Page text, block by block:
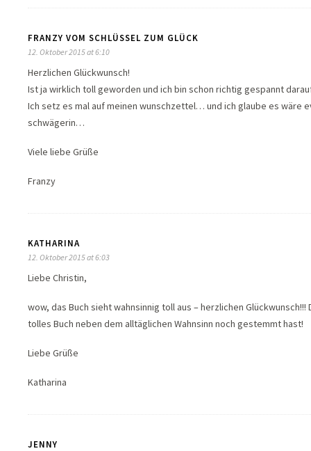
FRANZY VOM SCHLÜSSEL ZUM GLÜCK
12. Oktober 2015 at 6:10
Herzlichen Glückwunsch!
Ist ja wirklich toll geworden und ich bin schon richtig gespannt
Ich setz es mal auf meinen wunschzettel… und ich glaube es wäre
schwägerin…
Viele liebe Grüße
Franzy
KATHARINA
12. Oktober 2015 at 6:03
Liebe Christin,
wow, das Buch sieht wahnsinnig toll aus – herzlichen
tolles Buch neben dem alltäglichen Wahnsinn noch gestemmt hast!
Liebe Grüße
Katharina
JENNY